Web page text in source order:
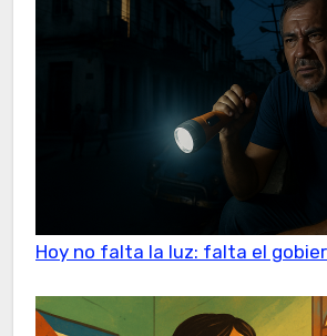
Hoy no falta la luz: falta el